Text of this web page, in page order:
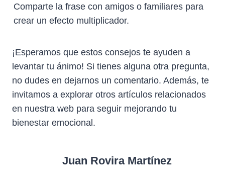
Comparte la frase con amigos o familiares para
crear un efecto multiplicador.
¡Esperamos que estos consejos te ayuden a
levantar tu ánimo! Si tienes alguna otra pregunta,
no dudes en dejarnos un comentario. Además, te
invitamos a explorar otros artículos relacionados
en nuestra web para seguir mejorando tu
bienestar emocional.
Juan Rovira Martínez